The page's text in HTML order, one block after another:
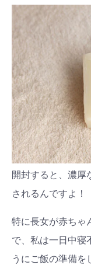
開封すると、濃厚
されるんですよ！
特に長女が赤ちゃ
で、私は一日中寝
うにご飯の準備を